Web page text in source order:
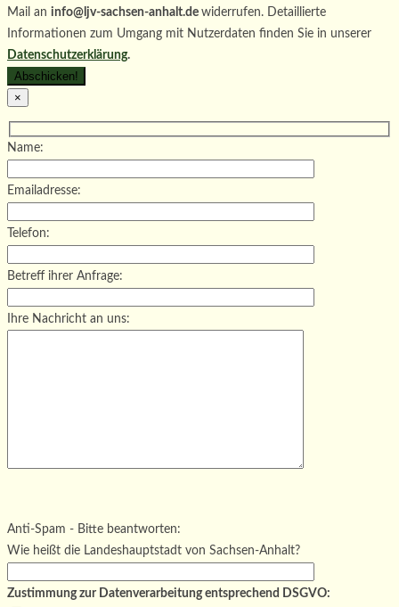
Mail an info@ljv-sachsen-anhalt.de widerrufen. Detaillierte
Informationen zum Umgang mit Nutzerdaten finden Sie in unserer
Datenschutzerklärung.
×
Name:
Emailadresse:
Telefon:
Betreff ihrer Anfrage:
Ihre Nachricht an uns:
Bitte lasse dieses Feld leer.
Anti-Spam - Bitte beantworten:
Wie heißt die Landeshauptstadt von Sachsen-Anhalt?
Zustimmung zur Datenverarbeitung entsprechend DSGVO: